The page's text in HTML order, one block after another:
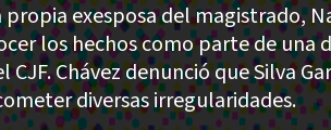
propia exesposa del magistrado,
los hechos como parte de una
CJF. Chávez denunció que Silva
diversas irregularidades.